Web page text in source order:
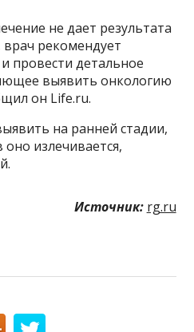
не дает результата
врач рекомендует
провести детальное
выявить онкологию
он Life.ru.
на ранней стадии,
оно излечивается,
Источник: rg.ru